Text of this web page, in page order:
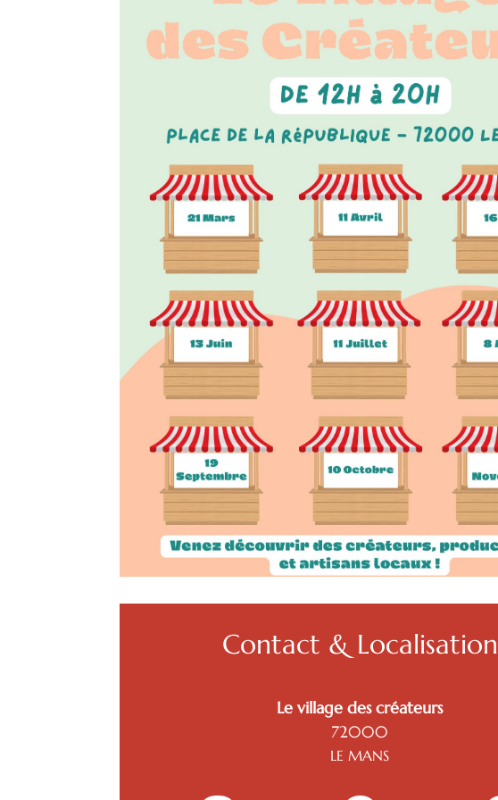
Contact & Localisation
Le village des créateurs
72000
LE MANS